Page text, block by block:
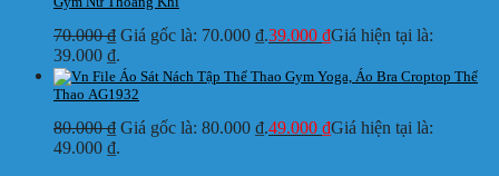
70.000₫ Giá gốc là: 70.000 ₫.39.000 ₫Giá hiện tại là:
39.000 ₫.
Áo Sát Nách Tập Thể Thao Gym Yoga, Áo Bra Croptop Thể
Thao AG1932
80.000₫ Giá gốc là: 80.000 ₫.49.000 ₫Giá hiện tại là:
49.000 ₫.